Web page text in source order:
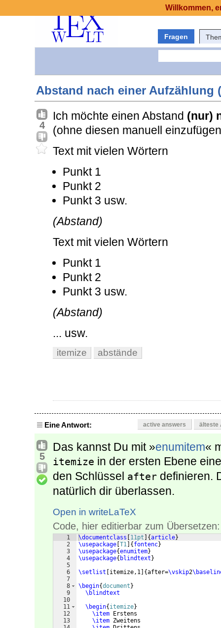
Fragen
Abstand nach einer Aufzählung
4
Ich möchte einen Abstand (nur)
(ohne diesen manuell
Text mit vielen Wörtern
Punkt 1
Punkt 2
Punkt 3 usw.
(Abstand)
Text mit vielen Wörtern
Punkt 1
Punkt 2
Punkt 3 usw.
(Abstand)
... usw.
itemize abstände
Eine Antwort: active answers älteste
5
Das kannst Du mit »enumitem«
itemize in der ersten Ebene
den Schlüssel after definieren.
natürlich dir überlassen.
Open in writeLaTeX
Code, hier editierbar zum Übersetzen:
1
2
3
4
5
6
7
8
9
10
11
12
13
\documentclass 11pt {article}
\usepackage T1 { fontenc}
\usepackage{enumitem}
\usepackage{ blindtext }
\setlist
itemize,1 {after=\vskip2
\begin{document }
\blindtext
\begin{ itemize}
\item Erstens
\item Zweitens
Willkommen,